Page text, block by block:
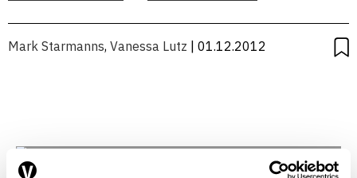
Mark Starmanns, Vanessa Lutz | 01.12.2012